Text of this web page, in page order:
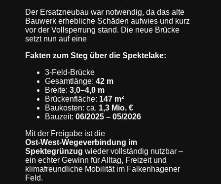
Der Ersatzneubau war notwendig, da das alte
Bauwerk erhebliche Schäden aufwies und kurz
vor der Vollsperrung stand. Die neue Brücke
setzt nun auf eine
Fakten zum Steg über die Spektelake:
3‑Feld‑Brücke
Gesamtlänge:42 m
Breite:3,0–4,0 m
Brückenfläche: 147 m²
Baukosten: ca. 1,3 Mio. €
Bauzeit:06/2025 – 05/2026
Mit der Freigabe ist die
Ost‑West‑Wegeverbindung im
Spektegrünzug wieder vollständig nutzbar –
ein echter Gewinn für Alltag, Freizeit und
klimafreundliche Mobilität im Falkenhagener
Feld.